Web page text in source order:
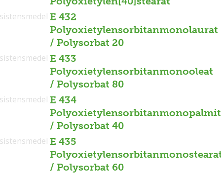
E 432
Polyoxietylensorbitanmonolaurat
/ Polysorbat 20
E 433
Polyoxietylensorbitanmonooleat
/ Polysorbat 80
E 434
/ Polysorbat 40
E 435
/ Polysorbat 60